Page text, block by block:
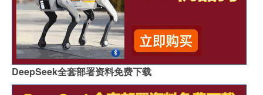
DeepSeek全套部署资料免费下载